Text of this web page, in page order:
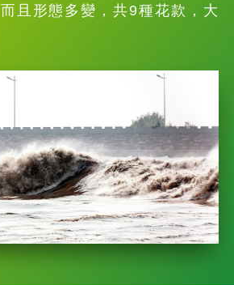
且形態多變，共9種花款，大